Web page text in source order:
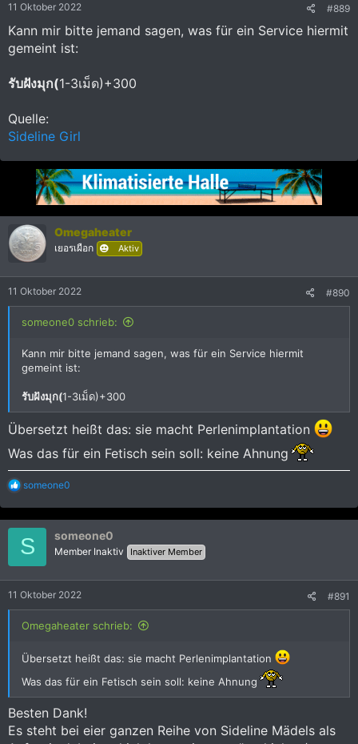
11 Oktober 2022 #889
Kann mir bitte jemand sagen, was für ein Service hiermit
gemeint ist:
รับฝังมุก(1-3เม็ด)+300
Quelle:
Sideline Girl
Omegaheater
เยอรเผือก Aktiv
11 Oktober 2022 #890
someone0 schrieb:
Kann mir bitte jemand sagen, was für ein Service hiermit
gemeint ist:
รับฝังมุก(1-3เม็ด)+300
Übersetzt heißt das: sie macht Perlenimplantation
Was das für ein Fetisch sein soll: keine Ahnung
R
a
k
i
n
:
someone0
S someone0
Member Inaktiv Inaktiver Member
11 Oktober 2022 #891
Omegaheater schrieb:
Übersetzt heißt das: sie macht Perlenimplantation
Was das für ein Fetisch sein soll: keine Ahnung
Besten Dank!
Es steht bei eier ganzen Reihe von Sideline Mädels als